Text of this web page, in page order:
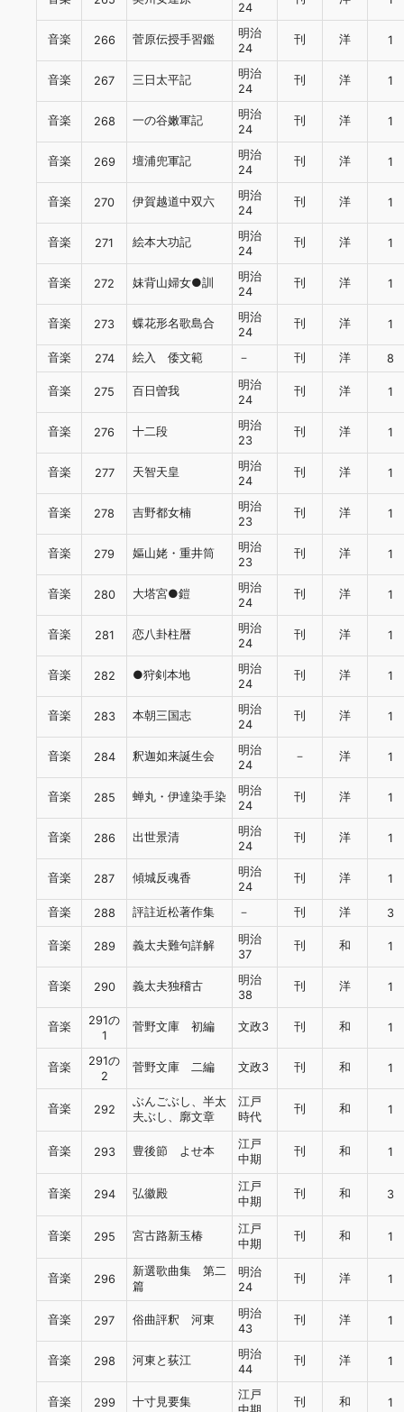
24
音楽 266 菅原伝授手習鑑
明治
24
刊 洋 1
音楽 267 三日太平記
明治
24
刊 洋 1
音楽 268 一の谷嫩軍記
明治
24
刊 洋 1
音楽 269 壇浦兜軍記
明治
24
刊 洋 1
音楽 270 伊賀越道中双六
明治
24
刊 洋 1
音楽 271 絵本大功記
明治
24
刊 洋 1
音楽 272 妹背山婦女●訓
明治
24
刊 洋 1
音楽 273 蝶花形名歌島合
明治
24
刊 洋 1
音楽 274 絵入 倭文範 － 刊 洋 8
音楽 275 百日曽我
明治
24
刊 洋 1
音楽 276 十二段
明治
23
刊 洋 1
音楽 277 天智天皇
明治
24
刊 洋 1
音楽 278 吉野都女楠
明治
23
刊 洋 1
音楽 279 嫗山姥・重井筒
明治
23
刊 洋 1
音楽 280 大塔宮●鎧
明治
24
刊 洋 1
音楽 281 恋八卦柱暦
明治
24
刊 洋 1
音楽 282 ●狩剣本地
明治
24
刊 洋 1
音楽 283 本朝三国志
明治
24
刊 洋 1
音楽 284 釈迦如来誕生会
明治
24
－ 洋 1
音楽 285 蝉丸・伊達染手染
明治
24
刊 洋 1
音楽 286 出世景清
明治
24
刊 洋 1
音楽 287 傾城反魂香
明治
24
刊 洋 1
音楽 288 評註近松著作集 － 刊 洋 3
音楽 289 義太夫難句詳解
明治
37
刊 和 1
音楽 290 義太夫独稽古
明治
38
刊 洋 1
音楽
291の
1
菅野文庫 初編 文政3 刊 和 1
音楽
291の
2
菅野文庫 二編 文政3 刊 和 1
音楽 292
ぶんごぶし、半太
夫ぶし、廓文章
江戸
時代
刊 和 1
音楽 293 豊後節 よせ本
江戸
中期
刊 和 1
音楽 294 弘徽殿
江戸
中期
刊 和 3
音楽 295 宮古路新玉椿
江戸
中期
刊 和 1
音楽 296
新選歌曲集 第二
篇
明治
24
刊 洋 1
音楽 297 俗曲評釈 河東
明治
43
刊 洋 1
音楽 298 河東と荻江
明治
44
刊 洋 1
音楽 299 十寸見要集
江戸
刊 和 1